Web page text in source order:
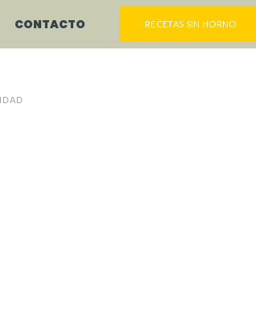
CONTACTO RECETAS SIN HORNO